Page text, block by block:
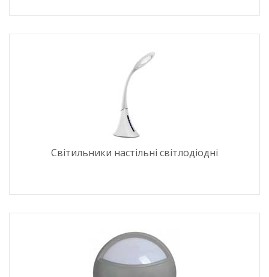
Світильники настільні світлодіодні